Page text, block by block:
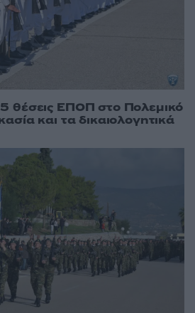
θέσεις ΕΠΟΠ στο Πολεμικό
και τα δικαιολογητικά